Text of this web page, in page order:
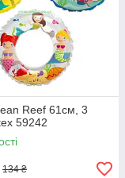
Reef 61см, 3
59242
134 ₴